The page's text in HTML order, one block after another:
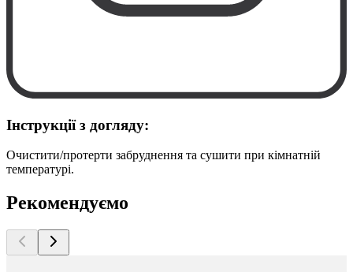
Інструкції з догляду:
Очистити/протерти забруднення та сушити при кімнатній
температурі.
Рекомендуємо